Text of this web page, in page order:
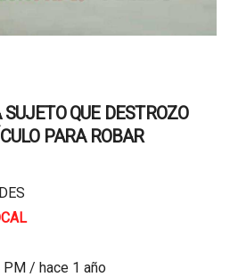
QUE DESTROZO
PARA ROBAR
/ hace 1 año